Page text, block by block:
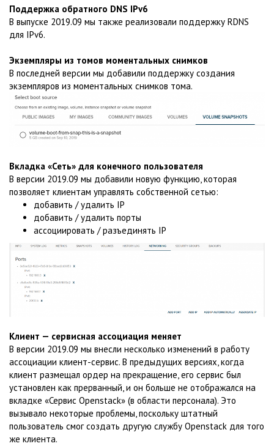
Поддержка обратного DNS IPv6
В выпуске 2019.09 мы также реализовали поддержку RDNS
для IPv6.
Экземпляры из томов моментальных снимков
В последней версии мы добавили поддержку создания
экземпляров из моментальных снимков тома.
Вкладка «Сеть» для конечного пользователя
В версии 2019.09 мы добавили новую функцию, которая
позволяет клиентам управлять собственной сетью:
добавить / удалить IP
добавить / удалить порты
ассоциировать / разъединять IP
Клиент — сервисная ассоциация меняет
В версии 2019.09 мы внесли несколько изменений в работу
ассоциации клиент-сервис. В предыдущих версиях, когда
клиент размещал ордер на прекращение, его сервис был
установлен как прерванный, и он больше не отображался на
вкладке «Сервис Openstack» (в области персонала). Это
вызывало некоторые проблемы, поскольку штатный
пользователь смог создать другую службу Openstack для того
же клиента.